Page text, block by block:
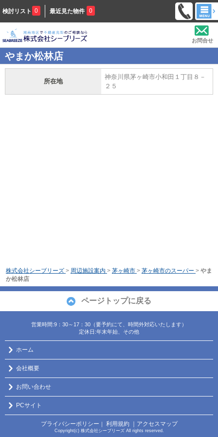
検討リスト 0 最近見た物件 0
お問合せ
やまか松林店
所在地
神奈川県茅ヶ崎市小和田１丁目８－
２５
株式会社シーブリーズ > 周辺施設案内 > 茅ヶ崎市 > 茅ヶ崎市のスーパー > やま
か松林店
ページトップに戻る
営業時間:9：30～17：30（要予約にて、時間外対応いたします）
定休日:年末年始、その他
ホーム
会社概要
お問い合わせ
PCサイト
プライバシーポリシー ｜ 利用規約 ｜アクセスマップ
Copyright(c) 株式会社シーブリーズ All rights reserved.